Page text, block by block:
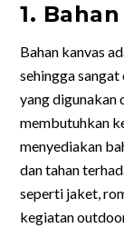
1.
Bahan kanvas
sehingga
yang digunakan
membutuhkan
menyediakan
dan tahan
seperti jaket,
kegiatan